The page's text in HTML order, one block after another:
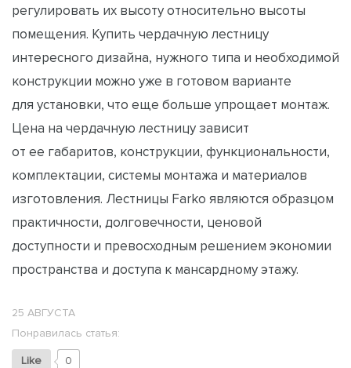
регулировать их высоту относительно высоты
помещения. Купить чердачную лестницу
интересного дизайна, нужного типа и необходимой
конструкции можно уже в готовом варианте
для установки, что еще больше упрощает монтаж.
Цена на чердачную лестницу зависит
от ее габаритов, конструкции, функциональности,
комплектации, системы монтажа и материалов
изготовления. Лестницы Farko являются образцом
практичности, долговечности, ценовой
доступности и превосходным решением экономии
пространства и доступа к мансардному этажу.
25 АВГУСТА
Понравилась статья:
Like 0